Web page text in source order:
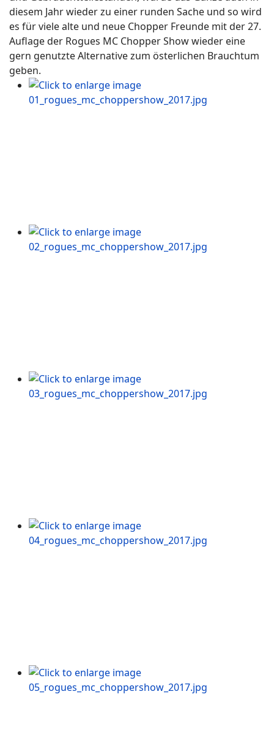
diesem Jahr wieder zu einer runden Sache und so wird
es für viele alte und neue Chopper Freunde mit der 27.
Auflage der Rogues MC Chopper Show wieder eine
gern genutzte Alternative zum österlichen Brauchtum
geben.